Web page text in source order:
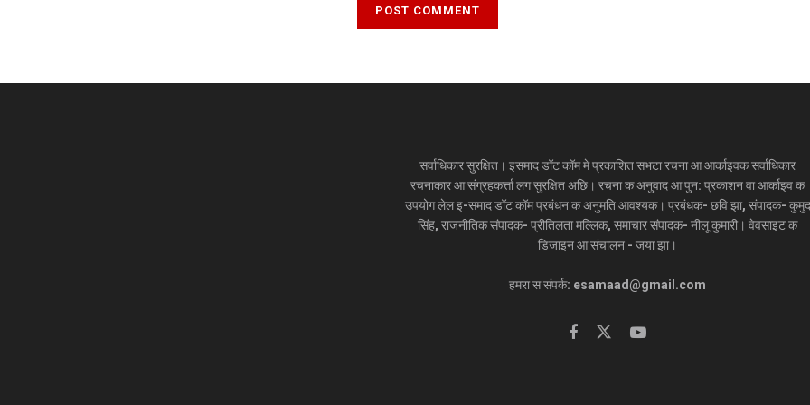
सर्वाधिकार सुरक्षित। इसमाद डॉट कॉम मे प्रकाशित सभटा रचना आ आर्काइवक सर्वाधिकार
रचनाकार आ संग्रहकर्त्ता लग सुरक्षित अछि। रचना क अनुवाद आ पुन: प्रकाशन वा आर्काइव क
उपयोग लेल इ-समाद डॉट कॉम प्रबंधन क अनुमति आवश्यक। प्रबंधक- छवि झा, संपादक- कुमुद
सिंह, राजनीतिक संपादक- प्रीतिलता मल्लिक, समाचार संपादक- नीलू कुमारी। वेवसाइट क
डिजाइन आ संचालन - जया झा।
हमरा स संपर्क: esamaad@gmail.com